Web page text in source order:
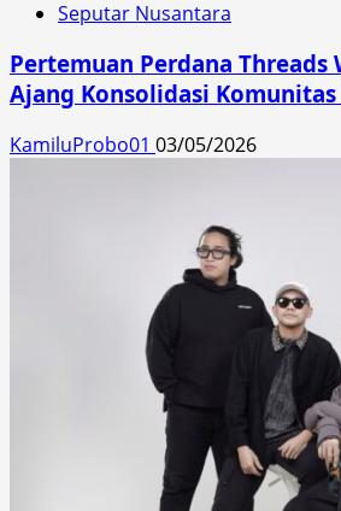
Seputar Nusantara
Pertemuan Perdana Threads
Ajang Konsolidasi
KamiluProbo01 03/05/2026